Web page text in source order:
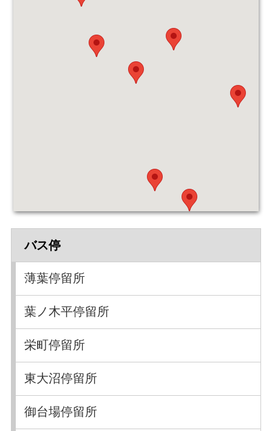
バス停
薄葉停留所
葉ノ木平停留所
栄町停留所
東大沼停留所
御台場停留所